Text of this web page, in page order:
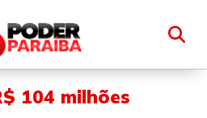
104 milhões